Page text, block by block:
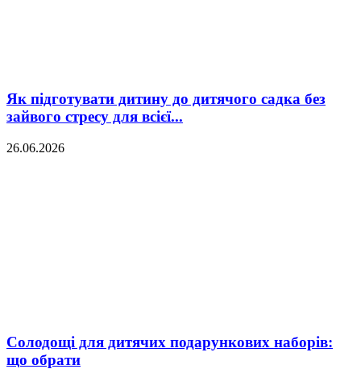
Як підготувати дитину до дитячого садка без
зайвого стресу для всієї...
26.06.2026
Солодощі для дитячих подарункових наборів:
що обрати